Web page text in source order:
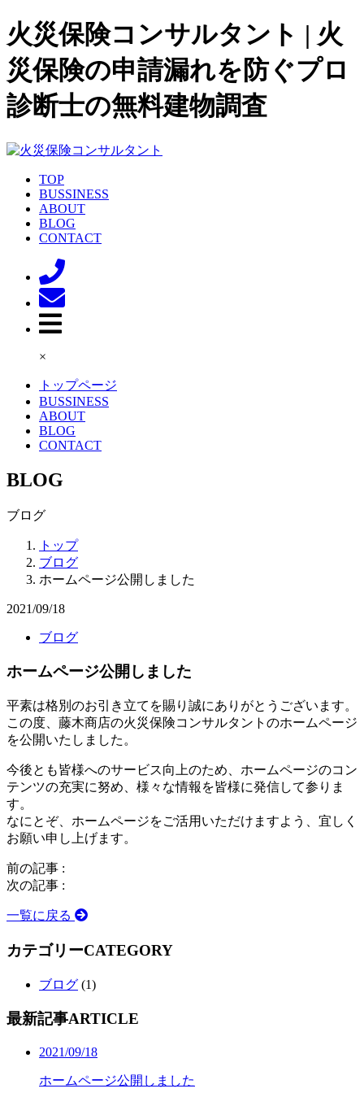
火災保険コンサルタント | 火
災保険の申請漏れを防ぐプロ
診断士の無料建物調査
TOP
BUSSINESS
ABOUT
BLOG
CONTACT
×
トップページ
BUSSINESS
ABOUT
BLOG
CONTACT
BLOG
ブログ
トップ
ブログ
ホームページ公開しました
2021/09/18
ブログ
ホームページ公開しました
平素は格別のお引き立てを賜り誠にありがとうございます。
この度、藤木商店の火災保険コンサルタントのホームページ
を公開いたしました。
今後とも皆様へのサービス向上のため、ホームページのコン
テンツの充実に努め、様々な情報を皆様に発信して参りま
す。
なにとぞ、ホームページをご活用いただけますよう、宜しく
お願い申し上げます。
前の記事 :
次の記事 :
一覧に戻る
カテゴリーCATEGORY
ブログ (1)
最新記事ARTICLE
2021/09/18
ホームページ公開しました